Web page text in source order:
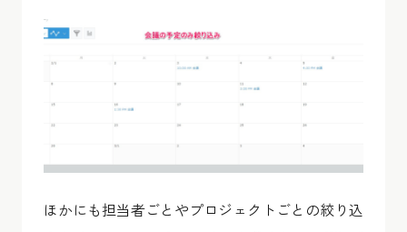
ほかにも担当者ごとやプロジェクトごとの絞り込